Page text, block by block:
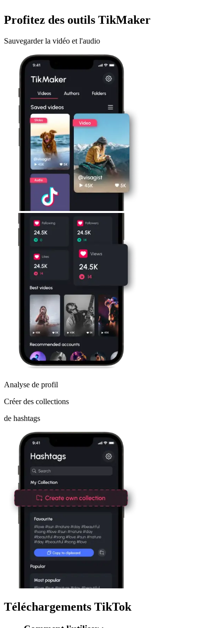
Profitez des outils TikMaker
Sauvegarder la vidéo et l'audio
Analyse de profil
Créer des collections
de hashtags
Téléchargements TikTok